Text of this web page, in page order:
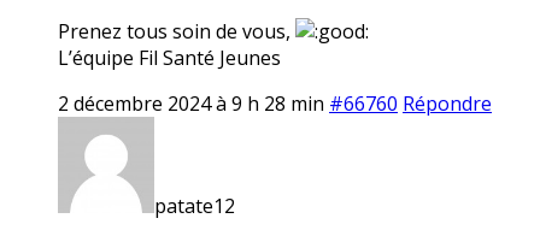
Prenez tous soin de vous,
L’équipe Fil Santé Jeunes
2 décembre 2024 à 9 h 28 min #66760 Répondre
patate12